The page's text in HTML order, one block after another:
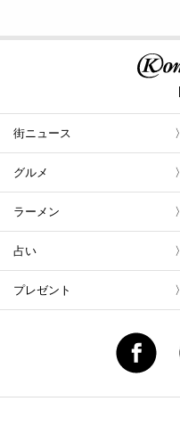
街ニュース
グルメ
ラーメン
占い
プレゼント